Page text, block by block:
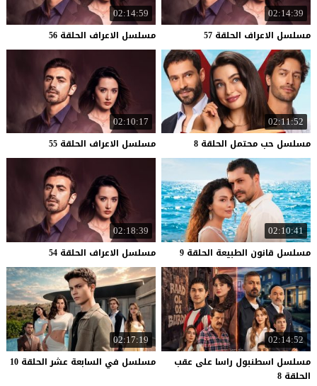
02:14:39
مسلسل الاعراف الحلقة 57
02:14:59
مسلسل الاعراف الحلقة 56
02:11:52
مسلسل حب محتمل الحلقة 8
02:10:17
مسلسل الاعراف الحلقة 55
02:10:41
مسلسل قانون الطبيعة الحلقة 9
02:18:39
مسلسل الاعراف الحلقة 54
02:14:52
مسلسل اسطنبول راسا على عقب
الحلقة 8
02:17:19
مسلسل في السابعة عشر الحلقة 10